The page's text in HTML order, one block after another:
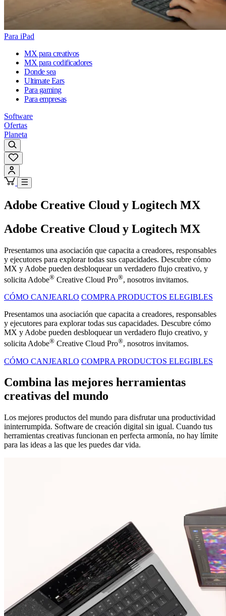
Para iPad
MX para creativos
MX para codificadores
Donde sea
Ultimate Ears
Para gaming
Para empresas
Software
Ofertas
Planeta
Adobe Creative Cloud y Logitech MX
Adobe Creative Cloud y Logitech MX
Presentamos una asociación que capacita a creadores, responsables
y ejecutores para explorar todas sus capacidades. Descubre cómo
MX y Adobe pueden desbloquear un verdadero flujo creativo, y
solicita Adobe® Creative Cloud Pro®, nosotros invitamos.
CÓMO CANJEARLO COMPRA PRODUCTOS ELEGIBLES
Presentamos una asociación que capacita a creadores, responsables
y ejecutores para explorar todas sus capacidades. Descubre cómo
MX y Adobe pueden desbloquear un verdadero flujo creativo, y
solicita Adobe® Creative Cloud Pro®, nosotros invitamos.
CÓMO CANJEARLO COMPRA PRODUCTOS ELEGIBLES
Combina las mejores herramientas
creativas del mundo
Los mejores productos del mundo para disfrutar una productividad
ininterrumpida. Software de creación digital sin igual. Cuando tus
herramientas creativas funcionan en perfecta armonía, no hay límite
para las ideas a las que les puedes dar vida.